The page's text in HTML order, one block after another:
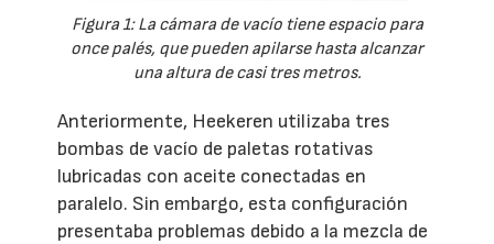
Figura 1: La cámara de vacío tiene espacio para
once palés, que pueden apilarse hasta alcanzar
una altura de casi tres metros.
Anteriormente, Heekeren utilizaba tres
bombas de vacío de paletas rotativas
lubricadas con aceite conectadas en
paralelo. Sin embargo, esta configuración
presentaba problemas debido a la mezcla de